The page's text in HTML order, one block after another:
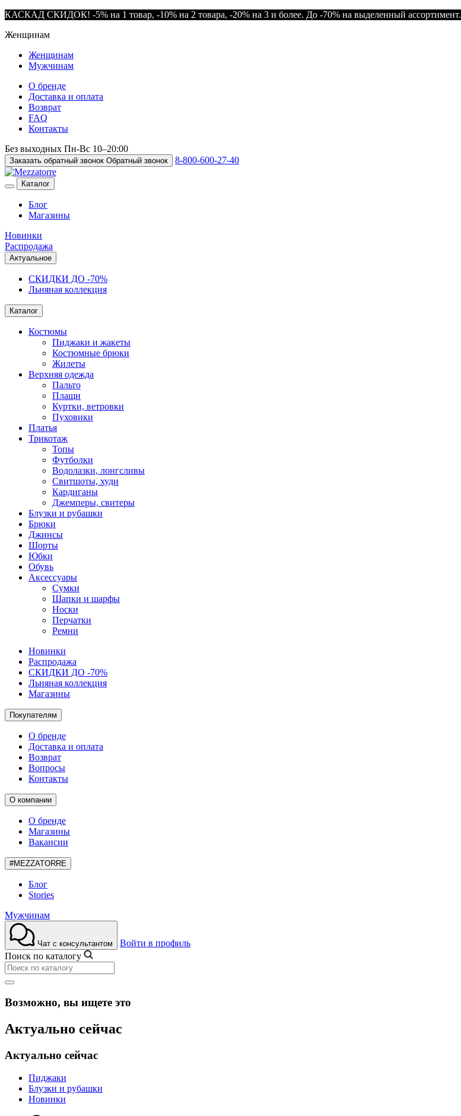
КАСКАД СКИДОК! -5% на 1 товар, -10% на 2 товара, -20% на 3 и более. До -70% на выделенный ассортимент.
Женщинам
Женщинам
Мужчинам
О бренде
Доставка и оплата
Возврат
FAQ
Контакты
Без выходных Пн-Вс 10–20:00
Заказать обратный звонок Обратный звонок 8-800-600-27-40
Каталог
Блог
Магазины
Новинки
Распродажа
Актуальное
СКИДКИ ДО -70%
Льняная коллекция
Каталог
Костюмы
Пиджаки и жакеты
Костюмные брюки
Жилеты
Верхняя одежда
Пальто
Плащи
Куртки, ветровки
Пуховики
Платья
Трикотаж
Топы
Футболки
Водолазки, лонгсливы
Свитшоты, худи
Кардиганы
Джемперы, свитеры
Блузки и рубашки
Брюки
Джинсы
Шорты
Юбки
Обувь
Аксессуары
Сумки
Шапки и шарфы
Носки
Перчатки
Ремни
Новинки
Распродажа
СКИДКИ ДО -70%
Льняная коллекция
Магазины
Покупателям
О бренде
Доставка и оплата
Возврат
Вопросы
Контакты
О компании
О бренде
Магазины
Вакансии
#MEZZATORRE
Блог
Stories
Мужчинам
Чат с консультантом
Войти в профиль
Поиск по каталогу
Возможно, вы ищете это
Актуально сейчас
Актуально сейчас
Пиджаки
Блузки и рубашки
Новинки